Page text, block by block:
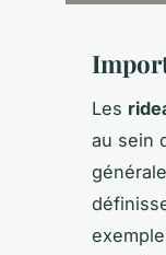
Les
au sein